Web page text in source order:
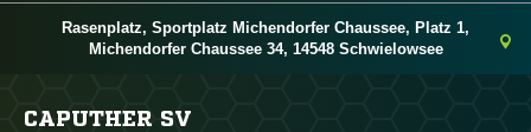
Rasenplatz, Sportplatz Michendorfer Chaussee, Platz 1,
Michendorfer Chaussee 34, 14548 Schwielowsee
CAPUTHER SV